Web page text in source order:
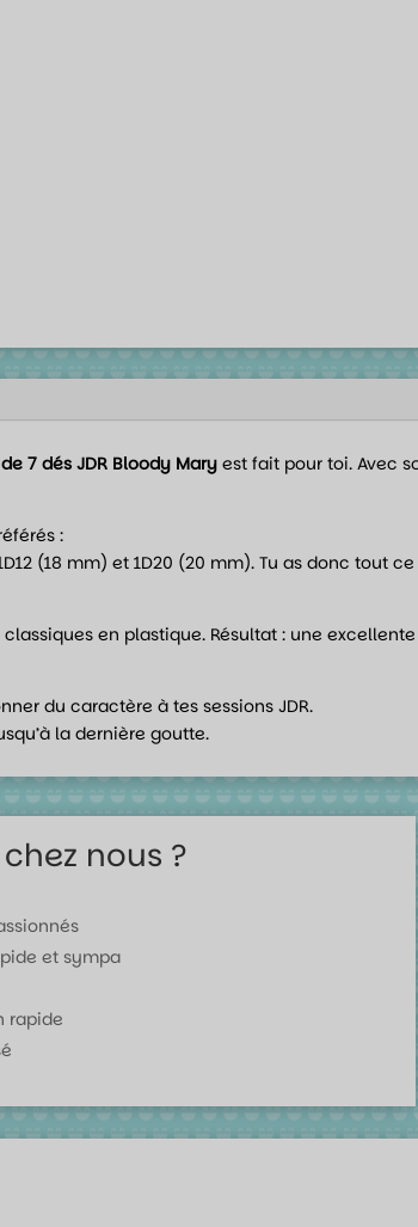
7 dés JDR Bloody Mary est fait pour toi. Avec
:
(18 mm) et 1D20 (20 mm). Tu as donc tout
en plastique. Résultat : une
du caractère à tes sessions JDR.
la dernière goutte.
nous ?
et sympa
rapide